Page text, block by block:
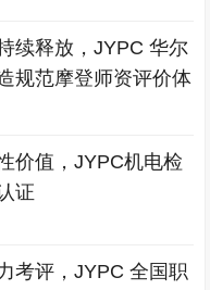
续释放，JYPC 华尔
规范摩登师资评价体
价值，JYPC机电检
证
考评，JYPC 全国职